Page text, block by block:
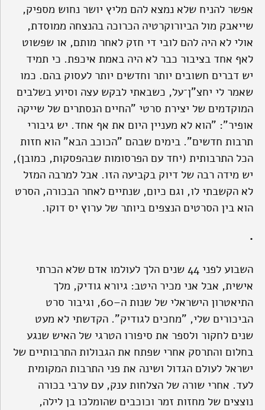
אפשר להניח שלא נמצא להם מליץ יושר נחוש מספיק,
שייאבק מול הביורוקרטיה הכרוכה בהנצחה ממוסדת,
אולי לא היה להם לובי די חזק לאחר מותם, או שפשוט
לאף אחד בציבור כבר לא היה באמת איכפת. כי תמיד
יש דברים חשובים יותר וחדשים יותר לעסוק בהם. כמו
שאמר לי יחצ"ן־על, כשבאתי לבקש עצה וסיוע בשלבים
המוקדמים של יצירת סרטי "החיים הנסתרים של שייקה
אופיר": "הוא לא מעניין היום את אף אחד. יש גיבורי
תרבות חדשים". בימים שבהם "הכוכב הבא" הוא חזות
הכל התרבותית (יחד עם הפרסומות שבהפסקות, כמובן),
יש מידה רבה של דיוק בקביעה הזו. אבל למרבה המזל
לא הקשבתי לו, וגם כיום, שנתיים לאחר הבכורה, הסרט
הוא בין הסרטים הנצפים ביותר של ערוץ יס דוקו.
•
השבוע לפני 44 שנים הלך לעולמו אדם שלא הכרתי
אישית, אבל אני מכיר היטב: גיורא גודיק, מלך
התיאטרון הישראלי של שנות ה–60, וגיבור סרט
הביכורים שלי, "מחכים לגודיק". הקדשתי לא מעט
שנים לחקור ולספר את סיפורו הטרגי של האיש שנגע
בחלום והתרסק אחרי שפתח את הגבולות התרבותיים של
ישראל לעולם הגדול ושינה את פני התרבות המקומית
לעד. אחרי שורה של הצלחות ענק, עם ערבי בכורה
נוצצים של מחזות זמר וכוכבים שהומלכו בן לילה,